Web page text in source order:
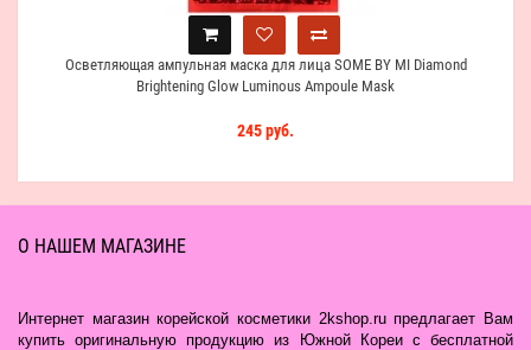
Осветляющая ампульная маска для лица SOME BY MI Diamond
Brightening Glow Luminous Ampoule Mask
245 руб.
О НАШЕМ МАГАЗИНЕ
Интернет магазин корейской косметики 2kshop.ru предлагает Вам
купить оригинальную продукцию из Южной Кореи с бесплатной